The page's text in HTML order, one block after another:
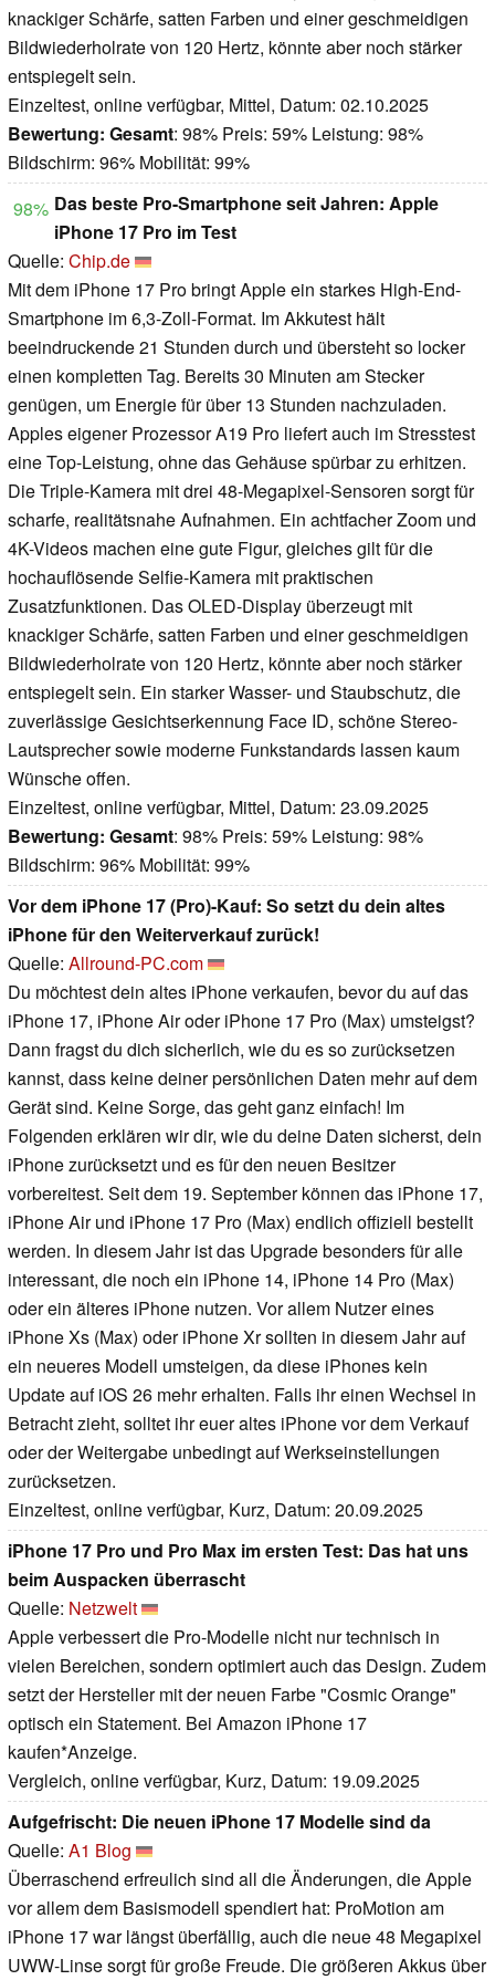
knackiger Schärfe, satten Farben und einer geschmeidigen
Bildwiederholrate von 120 Hertz, könnte aber noch stärker
entspiegelt sein.
Einzeltest, online verfügbar, Mittel, Datum: 02.10.2025
Bewertung: Gesamt: 98% Preis: 59% Leistung: 98%
Bildschirm: 96% Mobilität: 99%
98% Das beste Pro-Smartphone seit Jahren: Apple
iPhone 17 Pro im Test
Quelle: Chip.de
Mit dem iPhone 17 Pro bringt Apple ein starkes High-End-
Smartphone im 6,3-Zoll-Format. Im Akkutest hält
beeindruckende 21 Stunden durch und übersteht so locker
einen kompletten Tag. Bereits 30 Minuten am Stecker
genügen, um Energie für über 13 Stunden nachzuladen.
Apples eigener Prozessor A19 Pro liefert auch im Stresstest
eine Top-Leistung, ohne das Gehäuse spürbar zu erhitzen.
Die Triple-Kamera mit drei 48-Megapixel-Sensoren sorgt für
scharfe, realitätsnahe Aufnahmen. Ein achtfacher Zoom und
4K-Videos machen eine gute Figur, gleiches gilt für die
hochauflösende Selfie-Kamera mit praktischen
Zusatzfunktionen. Das OLED-Display überzeugt mit
knackiger Schärfe, satten Farben und einer geschmeidigen
Bildwiederholrate von 120 Hertz, könnte aber noch stärker
entspiegelt sein. Ein starker Wasser- und Staubschutz, die
zuverlässige Gesichtserkennung Face ID, schöne Stereo-
Lautsprecher sowie moderne Funkstandards lassen kaum
Wünsche offen.
Einzeltest, online verfügbar, Mittel, Datum: 23.09.2025
Bewertung: Gesamt: 98% Preis: 59% Leistung: 98%
Bildschirm: 96% Mobilität: 99%
Vor dem iPhone 17 (Pro)-Kauf: So setzt du dein altes
iPhone für den Weiterverkauf zurück!
Quelle: Allround-PC.com
Du möchtest dein altes iPhone verkaufen, bevor du auf das
iPhone 17, iPhone Air oder iPhone 17 Pro (Max) umsteigst?
Dann fragst du dich sicherlich, wie du es so zurücksetzen
kannst, dass keine deiner persönlichen Daten mehr auf dem
Gerät sind. Keine Sorge, das geht ganz einfach! Im
Folgenden erklären wir dir, wie du deine Daten sicherst, dein
iPhone zurücksetzt und es für den neuen Besitzer
vorbereitest. Seit dem 19. September können das iPhone 17,
iPhone Air und iPhone 17 Pro (Max) endlich offiziell bestellt
werden. In diesem Jahr ist das Upgrade besonders für alle
interessant, die noch ein iPhone 14, iPhone 14 Pro (Max)
oder ein älteres iPhone nutzen. Vor allem Nutzer eines
iPhone Xs (Max) oder iPhone Xr sollten in diesem Jahr auf
ein neueres Modell umsteigen, da diese iPhones kein
Update auf iOS 26 mehr erhalten. Falls ihr einen Wechsel in
Betracht zieht, solltet ihr euer altes iPhone vor dem Verkauf
oder der Weitergabe unbedingt auf Werkseinstellungen
zurücksetzen.
Einzeltest, online verfügbar, Kurz, Datum: 20.09.2025
iPhone 17 Pro und Pro Max im ersten Test: Das hat uns
beim Auspacken überrascht
Quelle: Netzwelt
Apple verbessert die Pro-Modelle nicht nur technisch in
vielen Bereichen, sondern optimiert auch das Design. Zudem
setzt der Hersteller mit der neuen Farbe "Cosmic Orange"
optisch ein Statement. Bei Amazon iPhone 17
kaufen*Anzeige.
Vergleich, online verfügbar, Kurz, Datum: 19.09.2025
Aufgefrischt: Die neuen iPhone 17 Modelle sind da
Quelle: A1 Blog
Überraschend erfreulich sind all die Änderungen, die Apple
vor allem dem Basismodell spendiert hat: ProMotion am
iPhone 17 war längst überfällig, auch die neue 48 Megapixel
UWW-Linse sorgt für große Freude. Die größeren Akkus über